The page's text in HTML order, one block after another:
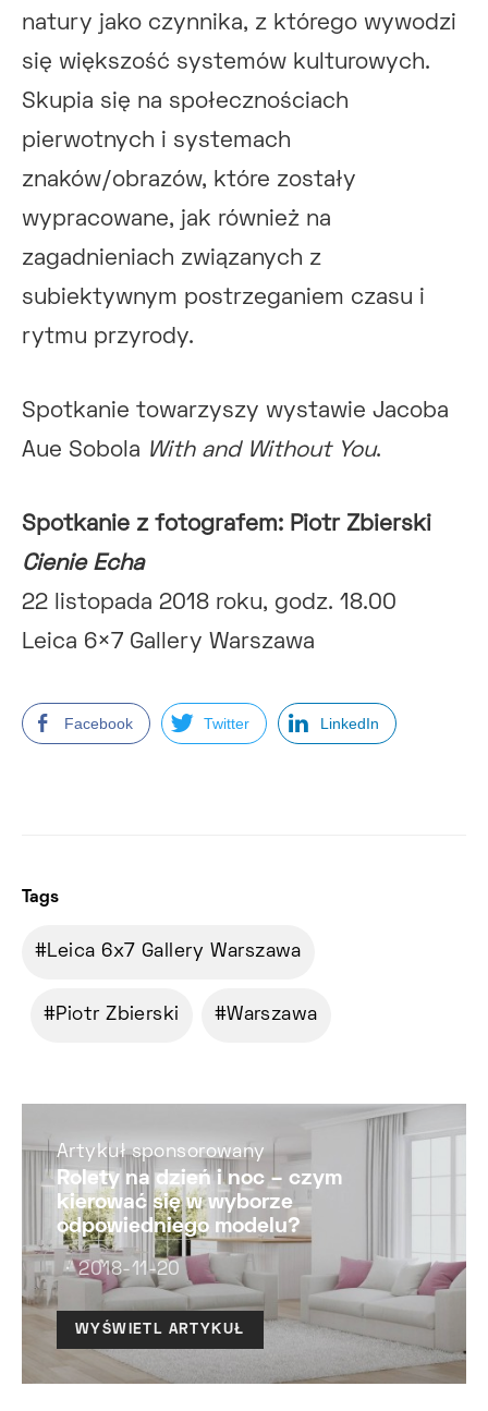
natury jako czynnika, z którego wywodzi
się większość systemów kulturowych.
Skupia się na społecznościach
pierwotnych i systemach
znaków/obrazów, które zostały
wypracowane, jak również na
zagadnieniach związanych z
subiektywnym postrzeganiem czasu i
rytmu przyrody.
Spotkanie towarzyszy wystawie Jacoba
Aue Sobola With and Without You.
Spotkanie z fotografem: Piotr Zbierski
Cienie Echa
22 listopada 2018 roku, godz. 18.00
Leica 6×7 Gallery Warszawa
Facebook Twitter LinkedIn
Tags
Leica 6x7 Gallery Warszawa
Piotr Zbierski Warszawa
Artykuł sponsorowany
Rolety na dzień i noc – czym
kierować się w wyborze
odpowiedniego modelu?
2018-11-20
WYŚWIETL ARTYKUŁ